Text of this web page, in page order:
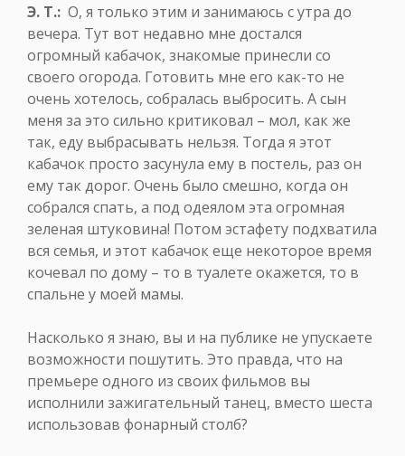
Э. Т.: О, я только этим и занимаюсь с утра до
вечера. Тут вот недавно мне достался
огромный кабачок, знакомые принесли со
своего огорода. Готовить мне его как-то не
очень хотелось, собралась выбросить. А сын
меня за это сильно критиковал – мол, как же
так, еду выбрасывать нельзя. Тогда я этот
кабачок просто засунула ему в постель, раз он
ему так дорог. Очень было смешно, когда он
собрался спать, а под одеялом эта огромная
зеленая штуковина! Потом эстафету подхватила
вся семья, и этот кабачок еще некоторое время
кочевал по дому – то в туалете окажется, то в
спальне у моей мамы.
Насколько я знаю, вы и на публике не упускаете
возможности пошутить. Это правда, что на
премьере одного из своих фильмов вы
исполнили зажигательный танец, вместо шеста
использовав фонарный столб?